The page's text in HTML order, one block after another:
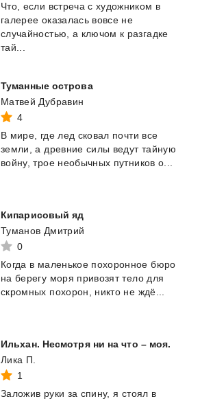
Что, если встреча с художником в
галерее оказалась вовсе не
случайностью, а ключом к разгадке
тай...
Туманные острова
Матвей Дубравин
4
В мире, где лед сковал почти все
земли, а древние силы ведут тайную
войну, трое необычных путников о...
Кипарисовый яд
Туманов Дмитрий
0
Когда в маленькое похоронное бюро
на берегу моря привозят тело для
скромных похорон, никто не ждё...
Ильхан. Несмотря ни на что – моя.
Лика П.
1
Заложив руки за спину, я стоял в